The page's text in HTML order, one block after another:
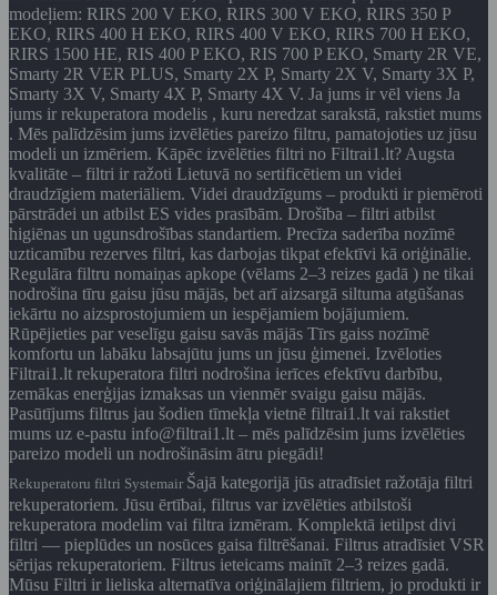
modeļiem: RIRS 200 V EKO, RIRS 300 V EKO, RIRS 350 P
EKO, RIRS 400 H EKO, RIRS 400 V EKO, RIRS 700 H EKO,
RIRS 1500 HE, RIS 400 P EKO, RIS 700 P EKO, Smarty 2R VE,
Smarty 2R VER PLUS, Smarty 2X P, Smarty 2X V, Smarty 3X P,
Smarty 3X V, Smarty 4X P, Smarty 4X V. Ja jums ir vēl viens Ja
jums ir rekuperatora modelis , kuru neredzat sarakstā, rakstiet mums
. Mēs palīdzēsim jums izvēlēties pareizo filtru, pamatojoties uz jūsu
modeli un izmēriem. Kāpēc izvēlēties filtri no Filtrai1.lt? Augsta
kvalitāte – filtri ir ražoti Lietuvā no sertificētiem un videi
draudzīgiem materiāliem. Videi draudzīgums – produkti ir piemēroti
pārstrādei un atbilst ES vides prasībām. Drošība – filtri atbilst
higiēnas un ugunsdrošības standartiem. Precīza saderība nozīmē
uzticamību rezerves filtri, kas darbojas tikpat efektīvi kā oriģinālie.
Regulāra filtru nomaiņas apkope (vēlams 2–3 reizes gadā ) ne tikai
nodrošina tīru gaisu jūsu mājās, bet arī aizsargā siltuma atgūšanas
iekārtu no aizsprostojumiem un iespējamiem bojājumiem.
Rūpējieties par veselīgu gaisu savās mājās Tīrs gaiss nozīmē
komfortu un labāku labsajūtu jums un jūsu ģimenei. Izvēloties
Filtrai1.lt rekuperatora filtri nodrošina ierīces efektīvu darbību,
zemākas enerģijas izmaksas un vienmēr svaigu gaisu mājās.
Pasūtījums filtrus jau šodien tīmekļa vietnē filtrai1.lt vai rakstiet
mums uz e-pastu info@filtrai1.lt – mēs palīdzēsim jums izvēlēties
pareizo modeli un nodrošināsim ātru piegādi!
Rekuperatoru filtri Systemair Šajā kategorijā jūs atradīsiet ražotāja filtri
rekuperatoriem. Jūsu ērtībai, filtrus var izvēlēties atbilstoši
rekuperatora modelim vai filtra izmēram. Komplektā ietilpst divi
filtri — pieplūdes un nosūces gaisa filtrēšanai. Filtrus atradīsiet VSR
sērijas rekuperatoriem. Filtrus ieteicams mainīt 2–3 reizes gadā.
Mūsu Filtri ir lieliska alternatīva oriģinālajiem filtriem, jo produkti ir